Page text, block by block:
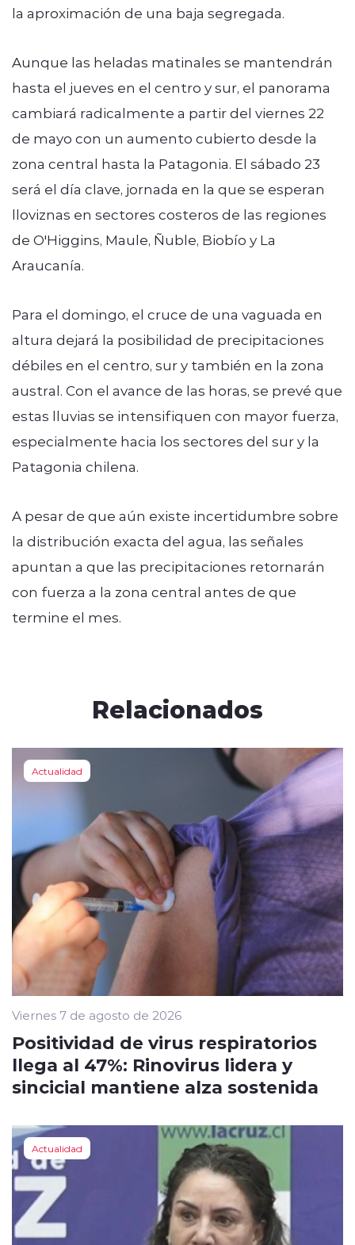
la aproximación de una baja segregada.
Aunque las heladas matinales se mantendrán
hasta el jueves en el centro y sur, el panorama
cambiará radicalmente a partir del viernes 22
de mayo con un aumento cubierto desde la
zona central hasta la Patagonia. El sábado 23
será el día clave, jornada en la que se esperan
lloviznas en sectores costeros de las regiones
de O'Higgins, Maule, Ñuble, Biobío y La
Araucanía.
Para el domingo, el cruce de una vaguada en
altura dejará la posibilidad de precipitaciones
débiles en el centro, sur y también en la zona
austral. Con el avance de las horas, se prevé que
estas lluvias se intensifiquen con mayor fuerza,
especialmente hacia los sectores del sur y la
Patagonia chilena.
A pesar de que aún existe incertidumbre sobre
la distribución exacta del agua, las señales
apuntan a que las precipitaciones retornarán
con fuerza a la zona central antes de que
termine el mes.
Relacionados
Actualidad
Viernes 7 de agosto de 2026
Positividad de virus respiratorios
llega al 47%: Rinovirus lidera y
sincicial mantiene alza sostenida
Actualidad